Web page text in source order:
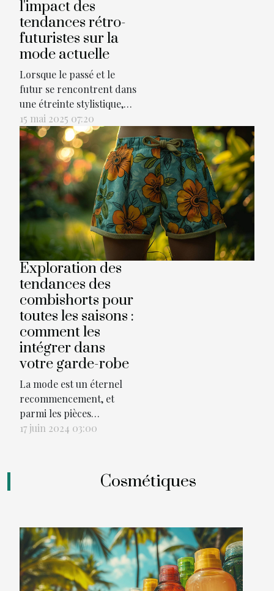
l'impact des
tendances rétro-
futuristes sur la
mode actuelle
Lorsque le passé et le
futur se rencontrent dans
une étreinte stylistique,
cela donne naissance à
des courants rétro-
futuristes qui bousculent
les conventions de la
mode. Cette fusion
temporelle propose des
silhouettes audacieuses et
des palettes de couleurs
nostalgiques, revisitées
avec une...
15 mai 2025 07:20
Exploration des
tendances des
combishorts pour
toutes les saisons :
comment les
intégrer dans
votre garde-robe
La mode est un éternel
recommencement, et
parmi les pièces
récurrentes qui se
versatilité et son élégance
la combinaison, il séduit
par sa capacité à
s'adapter à tous les
climats et...
17 juin 2024 03:00
dans...
Cosmétiques